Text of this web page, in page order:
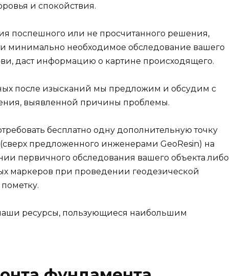
и спокойствия.
поспешного или не просчитанного решения,
минимально необходимое обследование вашего
даст информацию о картине происходящего.
после изысканий мы предложим и обсудим с
выявленной причины проблемы.
бесплатно одну дополнительную точку
предложенного инженерами GeoResin) на
первичного обследования вашего объекта либо
маркеров при проведении геодезической
ресурсы, пользующиеся наибольшим